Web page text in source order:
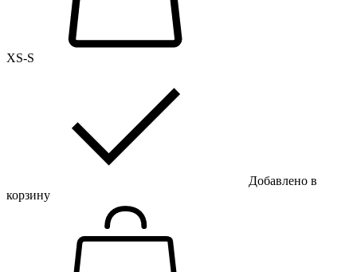
XS-S
Добавлено в
корзину